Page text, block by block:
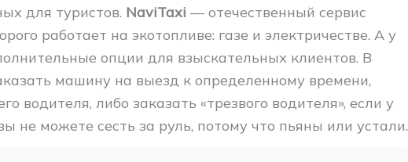
для туристов. NaviTaxi — отечественный сервис
работает на экотопливе: газе и электричестве. А у
опции для взыскательных клиентов. В
машину на выезд к определенному времени,
водителя, либо заказать «трезвого водителя», если у
не можете сесть за руль, потому что пьяны или устали.